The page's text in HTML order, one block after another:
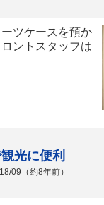
ツケースを預か
ントスタッフは
光に便利
09（約8年前）